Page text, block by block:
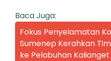
Baca Juga:
Fokus Penyelamatan
Sumenep Kerahkan
ke Pelabuhan Kalianget